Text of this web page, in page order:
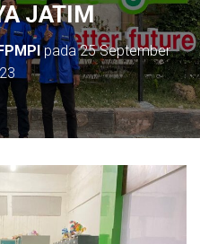
JATIM
pada25 September